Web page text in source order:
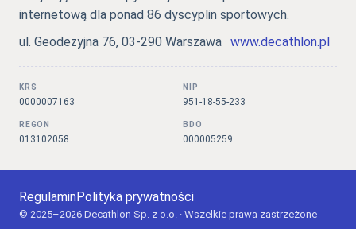
internetową dla ponad 86 dyscyplin sportowych.
ul. Geodezyjna 76, 03-290 Warszawa · www.decathlon.pl
KRS
0000007163
NIP
951-18-55-233
REGON
013102058
BDO
000005259
RegulaminPolityka prywatności
© 2025–2026 Decathlon Sp. z o.o. · Wszelkie prawa zastrzeżone